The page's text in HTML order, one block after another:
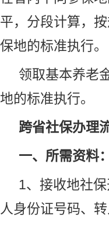
平，分段计算，
保地的标准执行。
领取基本养老
地的标准执行。
跨省社保办理
一、所需资料：
1、接收地社
人身份证号码、